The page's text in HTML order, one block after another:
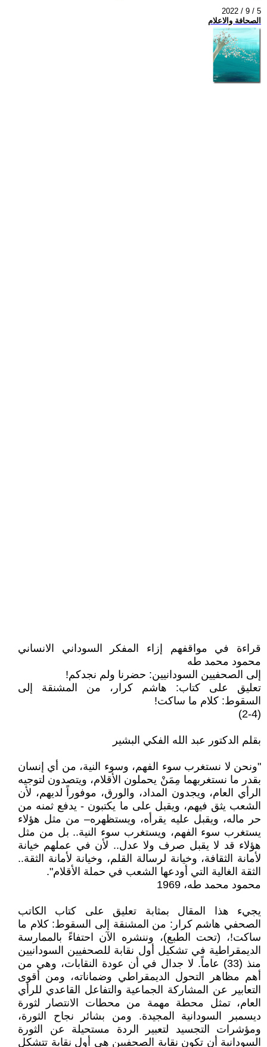
2022 / 9 / 5
الصحافة والاعلام
قراءة في مواقفهم إزاء المفكر السوداني الانساني
محمود محمد طه
إلى الصحفيين السودانيين: حضرنا ولم نجدكم!
تعليق على كتاب: هاشم كرار، من المشنقة إلى
السقوط: كلام ما ساكت!
(2-4)
بقلم الدكتور عبد الله الفكي البشير
"ونحن لا نستغرب سوء الفهم، وسوء النية، من أي إنسان
بقدر ما نستغربهما مِمَنْ يحملون الأقلام، ويتصدون لتوجيه
الرأي العام، ويجدون المداد، والورق، موفوراً لديهم، لأن
الشعب يثق فيهم، ويقبل على ما يكتبون - يدفع ثمنه من
حر ماله، ويقبل عليه يقرأه، ويستظهره– من مثل هؤلاء
يستغرب سوء الفهم، ويستغرب سوء النية.. بل من مثل
هؤلاء قد لا يقبل صرف ولا عدل.. لأن في عملهم خيانة
لأمانة الثقافة، وخيانة لرسالة القلم، وخيانة لأمانة الثقة..
الثقة الغالية التي أودعها الشعب في حملة الأقلام".
محمود محمد طه، 1969
يجيء هذا المقال بمثابة تعليق على كتاب الكاتب
الصحفي هاشم كرار: من المشنقة إلى السقوط: كلام ما
ساكت!، (تحت الطبع)، وننشره الآن احتفاءً بالممارسة
الديمقراطية في تشكيل أول نقابة للصحفيين السودانيين
منذ (33) عاماً. لا جدال في أن عودة النقابات، وهي من
أهم مظاهر التحول الديمقراطي وضماناته، ومن أقوى
التعابير عن المشاركة الجماعية والتفاعل القاعدي للرأي
العام، تمثل محطة مهمة من محطات الانتصار لثورة
ديسمبر السودانية المجيدة. ومن بشائر نجاح الثورة،
ومؤشرات التجسيد لتعبير الردة مستحيلة عن الثورة
السودانية أن تكون نقابة الصحفيين هي أول نقابة تتشكل